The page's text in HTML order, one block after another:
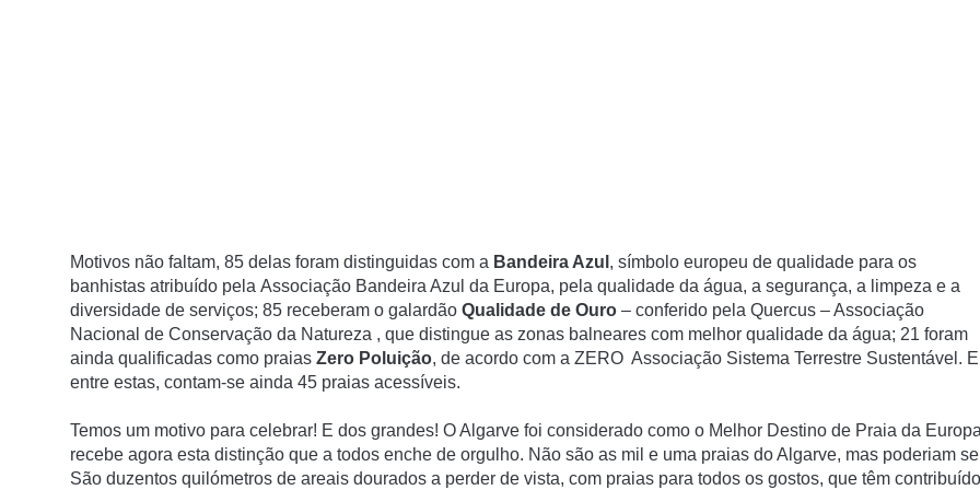
Motivos não faltam, 85 delas foram distinguidas com a Bandeira Azul , símbolo europeu de qualidade para os
banhistas atribuído pela Associação Bandeira Azul da Europa, pela qualidade da água, a segurança, a limpeza e a
diversidade de serviços; 85 receberam o galardão Qualidade de Ouro – conferido pela Quercus – Associação
Nacional de Conservação da Natureza , que distingue as zonas balneares com melhor qualidade da água; 21 foram
ainda qualificadas como praias Zero Poluição, de acordo com a ZERO Associação Sistema Terrestre Sustentável . E
entre estas, contam-se ainda 45 praias acessíveis.
Temos um motivo para celebrar! E dos grandes! O Algarve foi considerado como o Melhor Destino de Praia da
recebe agora esta distinção que a todos enche de orgulho. Não são as mil e uma praias do Algarve, mas poderiam
São duzentos quilómetros de areais dourados a perder de vista, com praias para todos os gostos, que têm contribuído